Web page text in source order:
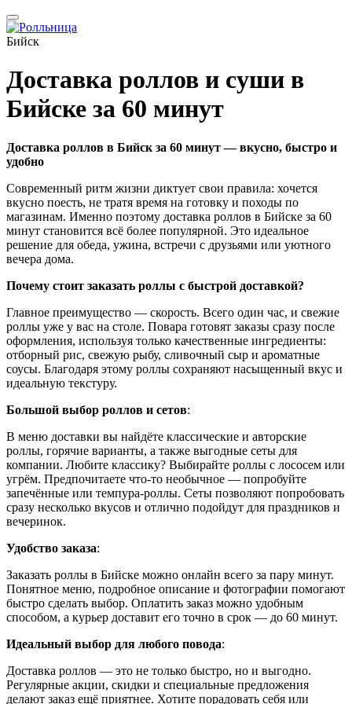
Бийск
Доставка роллов и суши в
Бийске за 60 минут
Доставка роллов в Бийск за 60 минут — вкусно, быстро и
удобно
Современный ритм жизни диктует свои правила: хочется
вкусно поесть, не тратя время на готовку и походы по
магазинам. Именно поэтому доставка роллов в Бийске за 60
минут становится всё более популярной. Это идеальное
решение для обеда, ужина, встречи с друзьями или уютного
вечера дома.
Почему стоит заказать роллы с быстрой доставкой?
Главное преимущество — скорость. Всего один час, и свежие
роллы уже у вас на столе. Повара готовят заказы сразу после
оформления, используя только качественные ингредиенты:
отборный рис, свежую рыбу, сливочный сыр и ароматные
соусы. Благодаря этому роллы сохраняют насыщенный вкус и
идеальную текстуру.
Большой выбор роллов и сетов:
В меню доставки вы найдёте классические и авторские
роллы, горячие варианты, а также выгодные сеты для
компании. Любите классику? Выбирайте роллы с лососем или
угрём. Предпочитаете что-то необычное — попробуйте
запечённые или темпура-роллы. Сеты позволяют попробовать
сразу несколько вкусов и отлично подойдут для праздников и
вечеринок.
Удобство заказа:
Заказать роллы в Бийске можно онлайн всего за пару минут.
Понятное меню, подробное описание и фотографии помогают
быстро сделать выбор. Оплатить заказ можно удобным
способом, а курьер доставит его точно в срок — до 60 минут.
Идеальный выбор для любого повода:
Доставка роллов — это не только быстро, но и выгодно.
Регулярные акции, скидки и специальные предложения
делают заказ ещё приятнее. Хотите порадовать себя или